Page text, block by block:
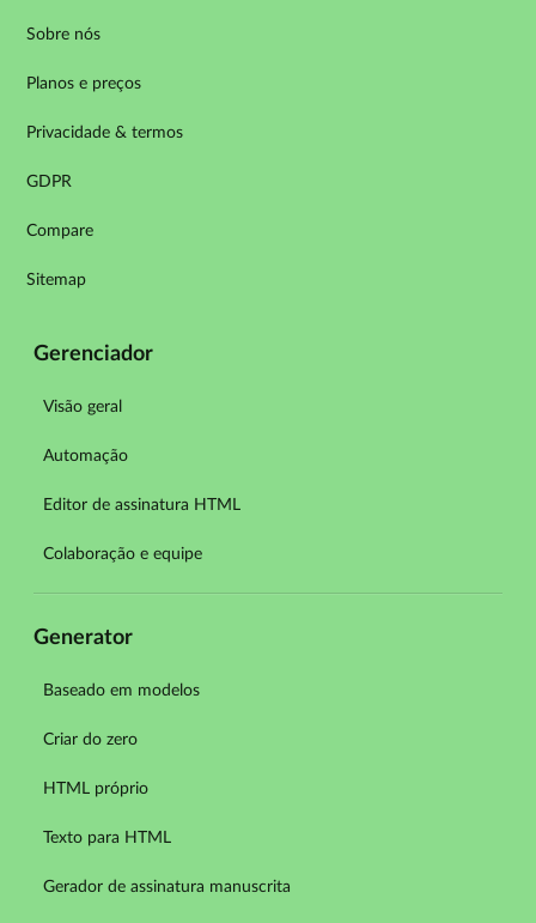
Sobre nós
Planos e preços
Privacidade & termos
GDPR
Compare
Sitemap
Gerenciador
Visão geral
Automação
Editor de assinatura HTML
Colaboração e equipe
Generator
Baseado em modelos
Criar do zero
HTML próprio
Texto para HTML
Gerador de assinatura manuscrita